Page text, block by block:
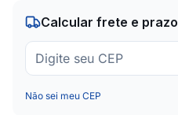
Calcular frete e prazo
Não sei meu CEP